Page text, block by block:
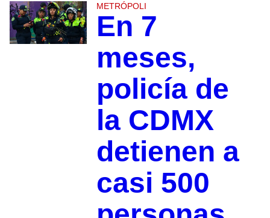
METRÓPOLI
En 7
meses,
policía de
la CDMX
detienen a
casi 500